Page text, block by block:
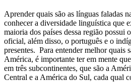
Aprender quais são as línguas faladas
conhecer a diversidade linguística que
maioria dos países dessa região possui
oficial, além disso, o português e o
presentes. Para entender melhor quais
América, é importante ter em mente
em três subcontinentes, que são a
Central e a América do Sul, cada qual